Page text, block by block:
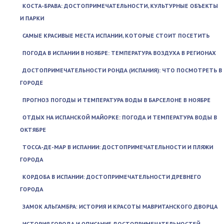
КОСТА-БРАВА: ДОСТОПРИМЕЧАТЕЛЬНОСТИ, КУЛЬТУРНЫЕ ОБЪЕКТЫ
И ПАРКИ
САМЫЕ КРАСИВЫЕ МЕСТА ИСПАНИИ, КОТОРЫЕ СТОИТ ПОСЕТИТЬ
ПОГОДА В ИСПАНИИ В НОЯБРЕ: ТЕМПЕРАТУРА ВОЗДУХА В РЕГИОНАХ
ДОСТОПРИМЕЧАТЕЛЬНОСТИ РОНДА (ИСПАНИЯ): ЧТО ПОСМОТРЕТЬ В
ГОРОДЕ
ПРОГНОЗ ПОГОДЫ И ТЕМПЕРАТУРА ВОДЫ В БАРСЕЛОНЕ В НОЯБРЕ
ОТДЫХ НА ИСПАНСКОЙ МАЙОРКЕ: ПОГОДА И ТЕМПЕРАТУРА ВОДЫ В
ОКТЯБРЕ
ТОССА-ДЕ-МАР В ИСПАНИИ: ДОСТОПРИМЕЧАТЕЛЬНОСТИ И ПЛЯЖИ
ГОРОДА
КОРДОБА В ИСПАНИИ: ДОСТОПРИМЕЧАТЕЛЬНОСТИ ДРЕВНЕГО
ГОРОДА
ЗАМОК АЛЬГАМБРА: ИСТОРИЯ И КРАСОТЫ МАВРИТАНСКОГО ДВОРЦА